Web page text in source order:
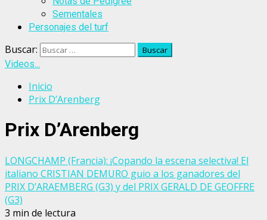
Sementales
Personajes del turf
Buscar:
Videos...
Inicio
Prix D’Arenberg
Prix D’Arenberg
LONGCHAMP (Francia): ¡Copando la escena selectiva! El
italiano CRISTIAN DEMURO guio a los ganadores del
PRIX D’ARAEMBERG (G3) y del PRIX GERALD DE GEOFFRE
(G3)
3 min de lectura